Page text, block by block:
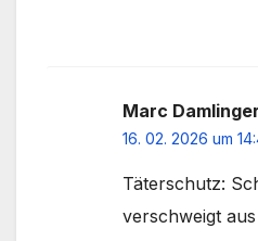
Marc Damlinger
16. 02. 2026 um
Täterschutz:
verschweigt